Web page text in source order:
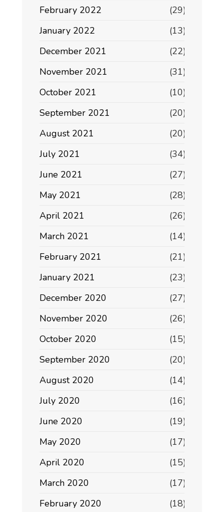
February 2022
(29)
January 2022
(13)
December 2021
(22)
November 2021
(31)
October 2021
(10)
September 2021
(20)
August 2021
(20)
July 2021
(34)
June 2021
(27)
May 2021
(28)
April 2021
(26)
March 2021
(14)
February 2021
(21)
January 2021
(23)
December 2020
(27)
November 2020
(26)
October 2020
(15)
September 2020
(20)
August 2020
(14)
July 2020
(16)
June 2020
(19)
May 2020
(17)
April 2020
(15)
March 2020
(17)
February 2020
(18)